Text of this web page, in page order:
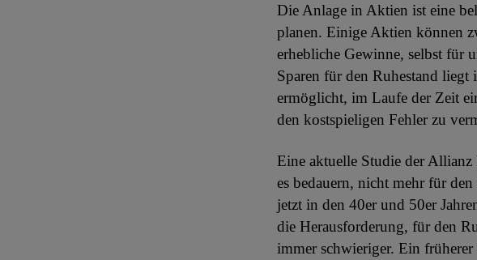
Die Anlage in Aktien ist eine
planen. Einige Aktien können
erhebliche Gewinne, selbst für
Sparen für den Ruhestand
ermöglicht, im Laufe der Zeit
den kostspieligen Fehler zu
Eine aktuelle Studie der Allianz
es bedauern, nicht mehr für
jetzt in den 40er und 50er
die Herausforderung, für den
immer schwieriger. Ein